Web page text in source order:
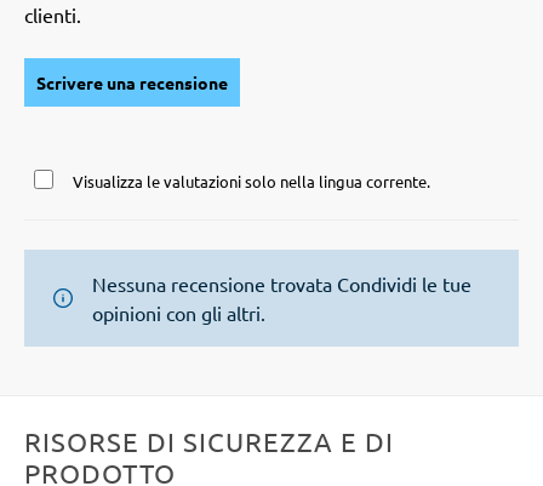
clienti.
Scrivere una recensione
Visualizza le valutazioni solo nella lingua corrente.
Nessuna recensione trovata Condividi le tue
opinioni con gli altri.
RISORSE DI SICUREZZA E DI
PRODOTTO